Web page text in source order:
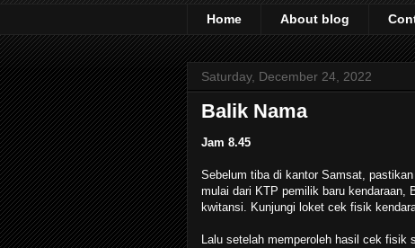
Home About blog
Saturday, December 24, 2022
Balik Nama
Jam 8.45
Sebelum tiba di kantor Samsat,
mulai dari KTP pemilik baru kendaraan,
kwitansi. Kunjungi loket cek fisik
Lalu setelah memperoleh hasil cek